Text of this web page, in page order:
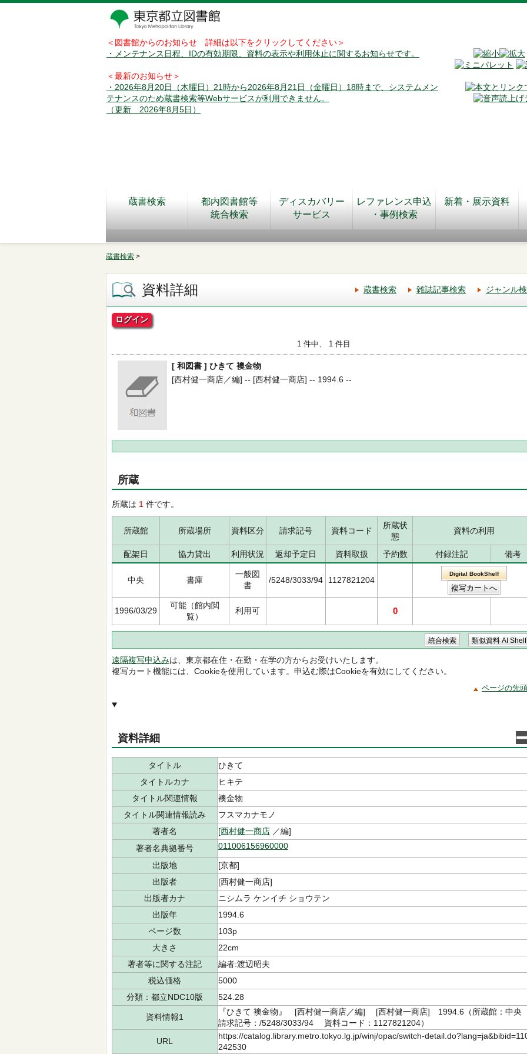
＜図書館からのお知らせ 詳細は以下をクリックしてください＞
・メンテナンス日程、IDの有効期限、資料の表示や利用休止に関するお知らせです。
＜最新のお知らせ＞
・2026年8月20日（木曜日）21時から2026年8月21日（金曜日）18時まで、システムメン
テナンスのため蔵書検索等Webサービスが利用できません。
（更新 2026年8月5日）
蔵書検索
都内図書館等
統合検索
ディスカバリー
サービス
レファレンス申込
・事例検索
新着・展示資料
蔵書検索 >
資料詳細 蔵書検索 雑誌記事検索 ジャンル
ログイン
1 件中、 1 件目
[ 和図書 ] ひきて 襖金物
[西村健一商店／編] -- [西村健一商店] -- 1994.6 --
所蔵
所蔵は 1 件です。
所蔵館 所蔵場所 資料区分 請求記号 資料コード
所蔵状
態
資料の利用
配架日 協力貸出 利用状況 返却予定日 資料取扱 予約数 付録注記 備考
中央 書庫
一般図
書
/5248/3033/94 1127821204
Digital BookShelf
1996/03/29
可能（館内閲
覧）
利用可 0
遠隔複写申込みは、東京都在住・在勤・在学の方からお受けいたします。
複写カート機能には、Cookieを使用しています。申込む際はCookieを有効にしてください。
ページの先
資料詳細
タイトル
ひきて
タイトルカナ
ヒキテ
タイトル関連情報
襖金物
タイトル関連情報読み
フスマカナモノ
著者名
[西村健一商店 ／編]
著者名典拠番号
011006156960000
出版地
[京都]
出版者
[西村健一商店]
出版者カナ
ニシムラ ケンイチ ショウテン
出版年
1994.6
ページ数
103p
大きさ
22cm
著者等に関する注記
編者:渡辺昭夫
税込価格
5000
分類：都立NDC10版
524.28
資料情報1
『ひきて 襖金物』 [西村健一商店／編] [西村健一商店] 1994.6（所蔵館：中
請求記号：/5248/3033/94 資料コード：1127821204）
URL
https://catalog.library.metro.tokyo.lg.jp/winj/opac/switch-
242530